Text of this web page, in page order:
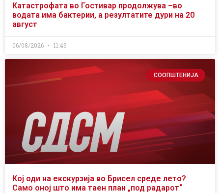
Катастрофата во Гостивар продолжува –во
водата има бактерии, а резултатите дури на 20
август
06/08/2026 11:49
СООПШТЕНИЈА
Кој оди на екскурзија во Брисел среде лето?
Само оној што има таен план „под радарот“